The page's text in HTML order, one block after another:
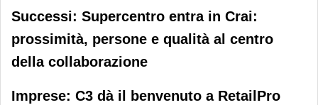
Successi: Supercentro entra in Crai:
prossimità, persone e qualità al centro
della collaborazione
Imprese: C3 dà il benvenuto a RetailPro